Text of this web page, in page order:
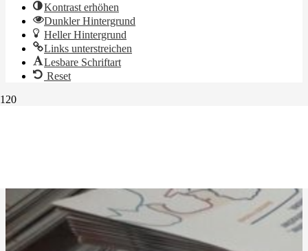
Kontrast erhöhen
Dunkler Hintergrund
Heller Hintergrund
Links unterstreichen
Lesbare Schriftart
Reset